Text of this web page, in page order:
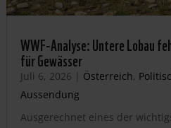
WWF-Analyse: Untere Lobau
für Gewässer
Juli 6, 2026 | Österreich,
Aussendung
Ausgerechnet eines der